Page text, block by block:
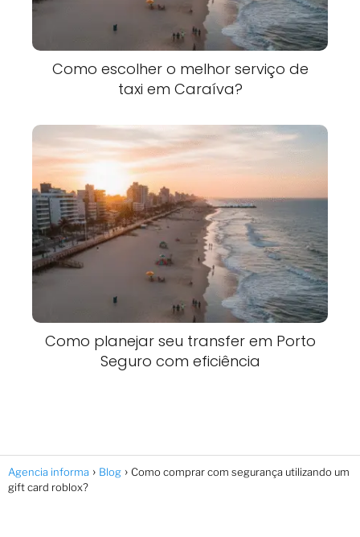
Como escolher o melhor serviço de
taxi em Caraíva?
Como planejar seu transfer em Porto
Seguro com eficiência
Agencia informa Blog
Como comprar com segurança utilizando um
gift card roblox?